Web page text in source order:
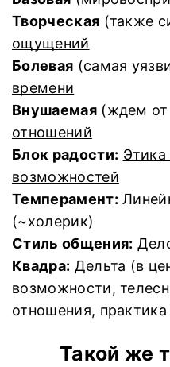
Творческая (также
ощущений
Болевая (самая
времени
Внушаемая(ждем от
отношений
Блок радости:
возможностей
Темперамент:
(~холерик)
Стиль общения:
Квадра: Дельта (в
возможности,
отношения,
Такой же